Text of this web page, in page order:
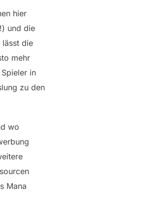
hier
und die
lässt die
mehr
in
zu den
wo
Mana